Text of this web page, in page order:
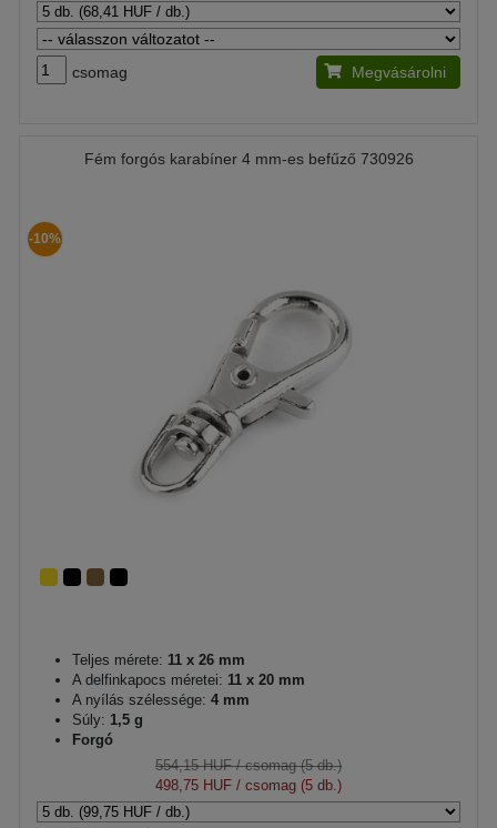
csomag Megvásárolni
Fém forgós karabíner 4 mm-es befűző 730926
-10%
Teljes mérete: 11 x 26 mm
A delfinkapocs méretei: 11 x 20 mm
A nyílás szélessége: 4 mm
Súly: 1,5 g
Forgó
554,15 HUF/ csomag (5 db.)
498,75 HUF / csomag (5 db.)